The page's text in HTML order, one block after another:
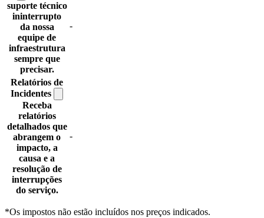
suporte técnico
ininterrupto
da nossa
equipe de
infraestrutura
sempre que
precisar.
-
Relatórios de
Incidentes
Receba
relatórios
detalhados que
abrangem o
impacto, a
causa e a
resolução de
interrupções
do serviço.
-
*Os impostos não estão incluídos nos preços indicados.